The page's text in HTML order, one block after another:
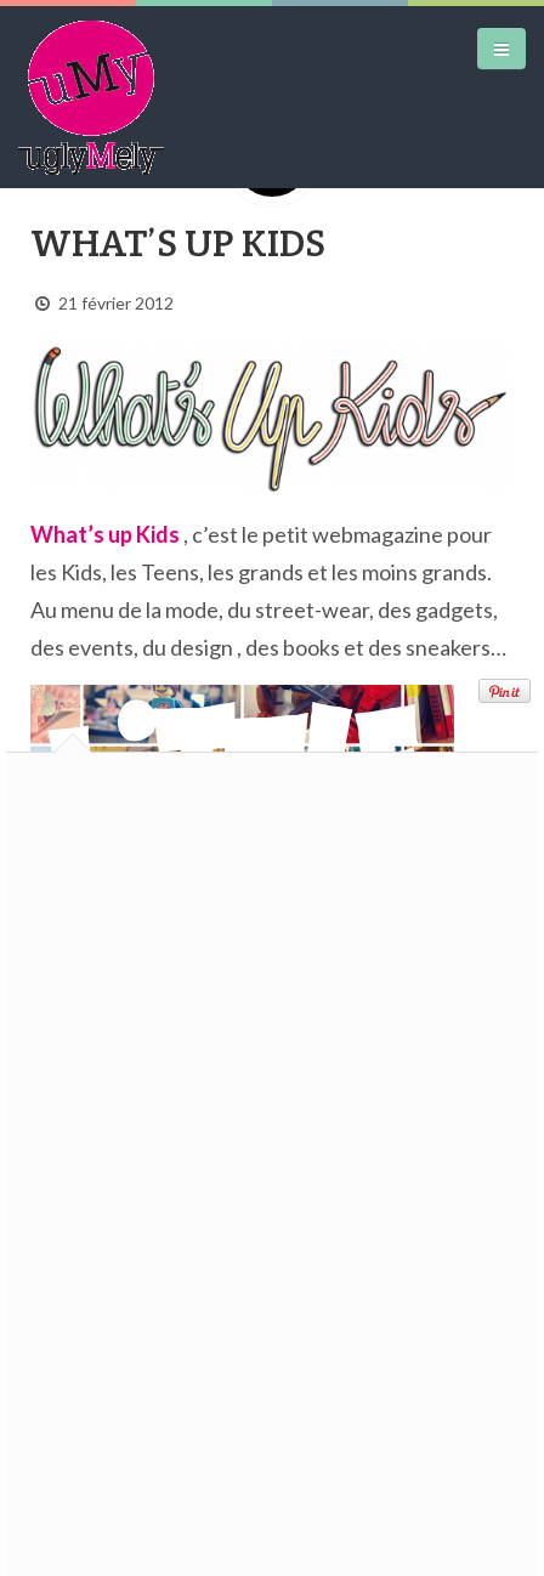
AIRTRAINERPEDIA
STREET ART
MW SHIFT
DAILY CITY
CONTACT
WHAT’S UP KIDS
21 février 2012
What’s up Kids , c’est le petit webmagazine pour
les Kids, les Teens, les grands et les moins grands.
Au menu de la mode, du street-wear, des gadgets,
des events, du design , des books et des sneakers…